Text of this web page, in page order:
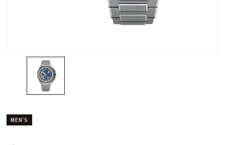
MEN'S